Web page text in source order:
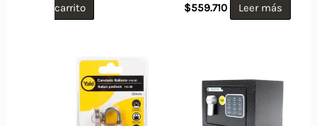
carrito
$559.710 Leer más